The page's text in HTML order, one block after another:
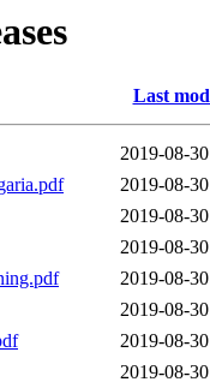
Last
2019-08-
2019-08-
2019-08-
2019-08-
2019-08-
2019-08-
2019-08-
2019-08-